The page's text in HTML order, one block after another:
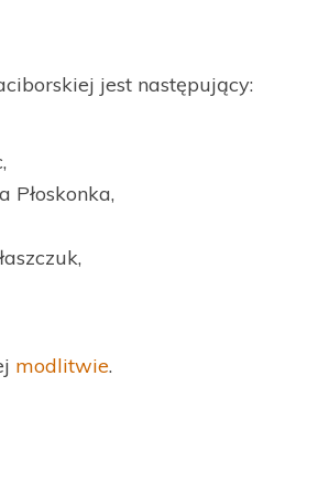
jest następujący:
modlitwie.